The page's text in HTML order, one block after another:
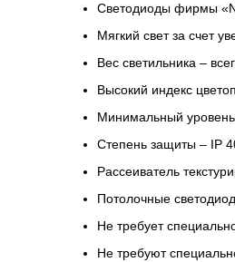
Светодиоды фирмы
Мягкий свет за счет
Вес светильника –
Высокий индекс
Минимальный
Степень защиты – IP
Рассеиватель
Потолочные
Не требует
Не требуют